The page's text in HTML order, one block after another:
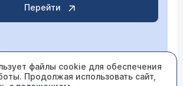
Перейти
Перейти
файлы cookie для обеспечения
Продолжая использовать сайт,